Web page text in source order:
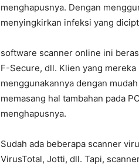
menghapusnya. Dengan
menyingkirkan infeksi yang
software scanner online ini
F-Secure, dll. Klien yang
menggunakannya dengan
memasang hal tambahan pada
menghapusnya.
Sudah ada beberapa scanner
VirusTotal, Jotti, dll. Tapi,